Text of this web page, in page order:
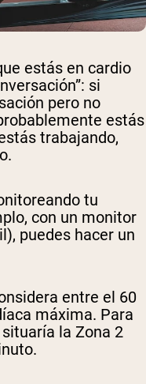
estás en cardio
si
pero no
estás
trabajando,
tu
con un monitor
puedes hacer un
entre el 60
máxima. Para
la Zona 2